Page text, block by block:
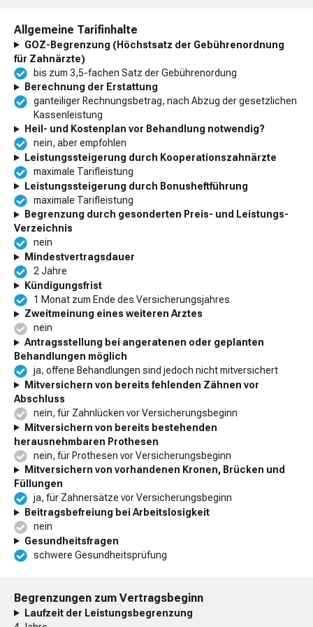
Allgemeine Tarifinhalte
GOZ-Begrenzung (Höchstsatz der Gebührenordnung
für Zahnärzte)
bis zum 3,5-fachen Satz der Gebührenordung
Berechnung der Erstattung
ganteiliger Rechnungsbetrag, nach Abzug der gesetzlichen
Kassenleistung
Heil- und Kostenplan vor Behandlung notwendig?
nein, aber empfohlen
Leistungssteigerung durch Kooperationszahnärzte
maximale Tarifleistung
Leistungssteigerung durch Bonusheftführung
maximale Tarifleistung
Begrenzung durch gesonderten Preis- und Leistungs-
Verzeichnis
nein
Mindestvertragsdauer
2 Jahre
Kündigungsfrist
1 Monat zum Ende des Versicherungsjahres
Zweitmeinung eines weiteren Arztes
nein
Antragsstellung bei angeratenen oder geplanten
Behandlungen möglich
ja, offene Behandlungen sind jedoch nicht mitversichert
Mitversichern von bereits fehlenden Zähnen vor
Abschluss
nein, für Zahnlücken vor Versicherungsbeginn
Mitversichern von bereits bestehenden
herausnehmbaren Prothesen
nein, für Prothesen vor Versicherungsbeginn
Mitversichern von vorhandenen Kronen, Brücken und
Füllungen
ja, für Zahnersätze vor Versicherungsbeginn
Beitragsbefreiung bei Arbeitslosigkeit
nein
Gesundheitsfragen
schwere Gesundheitsprüfung
Begrenzungen zum Vertragsbeginn
Laufzeit der Leistungsbegrenzung